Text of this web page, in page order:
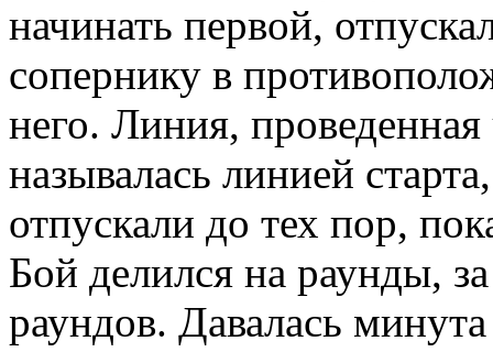
начинать первой,
сопернику в
него. Линия,
называлась линией
отпускали до тех пор,
Бой делился на раунды,
раундов. Давалась